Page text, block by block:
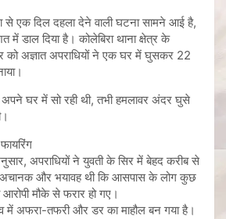
से एक दिल दहला देने वाली घटना सामने आई है,
डाल दिया है। कोलेबिरा थाना क्षेत्र के
को अज्ञात अपराधियों ने एक घर में घुसकर 22
अपने घर में सो रही थी, तभी हमलावर अंदर घुसे
अपराधियों ने युवती के सिर में बेहद करीब से
अचानक और भयावह थी कि आसपास के लोग कुछ
मौके से फरार हो गए।
में अफरा-तफरी और डर का माहौल बन गया है।